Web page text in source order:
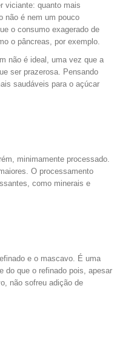
viciante: quanto mais
não é nem um pouco
o consumo exagerado de
o pâncreas, por exemplo.
não é ideal, uma vez que a
ser prazerosa. Pensando
saudáveis para o açúcar
minimamente processado.
O processamento
como minerais e
e o mascavo. É uma
do que o refinado pois, apesar
não sofreu adição de